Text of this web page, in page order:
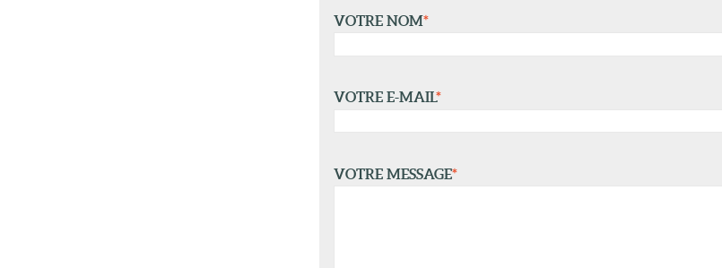
VOTRE NOM*
VOTRE E-MAIL*
VOTRE MESSAGE*